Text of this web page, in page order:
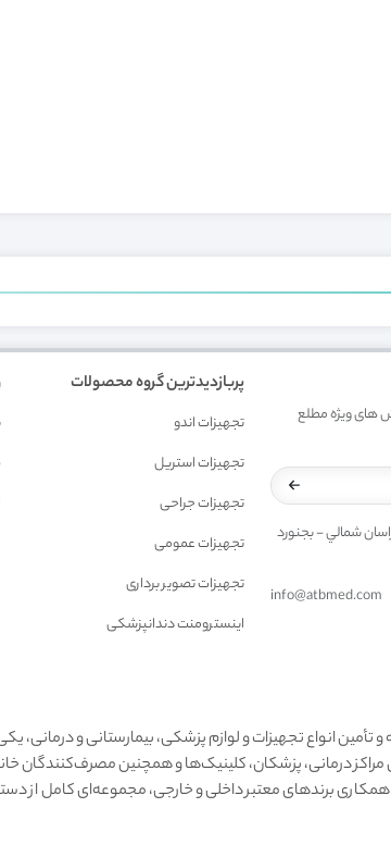
های ویژه مطلع
بجنورد-خيابان نواب صفوي 5 پلاک 106 خراسان شمالي - بجنورد
info@atbmed.com
پربازدیدترین گروه محصولات
تجهیزات اندو
تجهیزات استریل
تجهیزات جراحی
تجهیزات عمومی
تجهیزات تصویر برداری
اینسترومنت دندانپزشکی
انواع تجهیزات و لوازم پزشکی، بیمارستانی و
مراکز درمانی، پزشکان، کلینیک‌ها و همچنین
همکاری برندهای معتبر داخلی و خارجی، مجموعه‌ای کامل